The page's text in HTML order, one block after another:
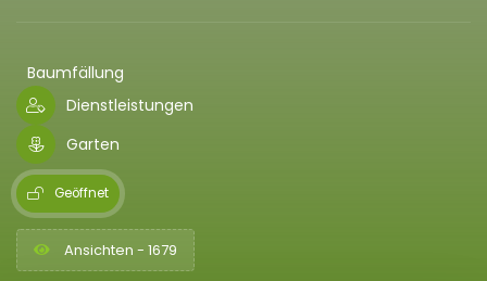
Baumfällung
Dienstleistungen
Garten
Geöffnet
Ansichten - 1679